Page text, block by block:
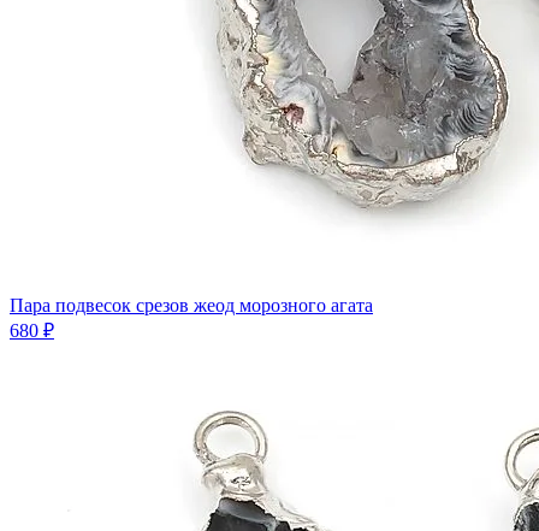
Пара подвесок срезов жеод морозного агата
680 ₽